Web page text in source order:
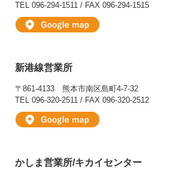
TEL 096-294-1511 / FAX 096-294-1515
新港線営業所
〒861-4133 熊本市南区島町4-7-32
TEL 096-320-2511 / FAX 096-320-2512
かしま営業所/キカイセンター